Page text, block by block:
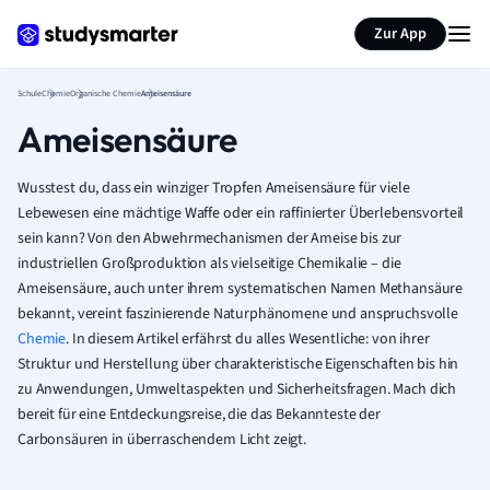
Zur App
SchuleChemieOrganische ChemieAmeisensäure
Ameisensäure
Wusstest du, dass ein winziger Tropfen Ameisensäure für viele
Lebewesen eine mächtige Waffe oder ein raffinierter Überlebensvorteil
sein kann? Von den Abwehrmechanismen der Ameise bis zur
industriellen Großproduktion als vielseitige Chemikalie – die
Ameisensäure, auch unter ihrem systematischen Namen Methansäure
bekannt, vereint faszinierende Naturphänomene und anspruchsvolle
Chemie. In diesem Artikel erfährst du alles Wesentliche: von ihrer
Struktur und Herstellung über charakteristische Eigenschaften bis hin
zu Anwendungen, Umweltaspekten und Sicherheitsfragen. Mach dich
bereit für eine Entdeckungsreise, die das Bekannteste der
Carbonsäuren in überraschendem Licht zeigt.
Seite zusammenfassen